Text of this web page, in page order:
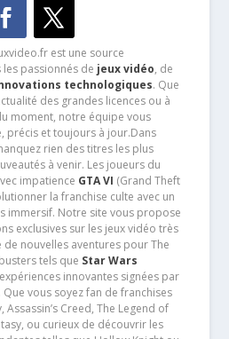
est une source
passionnés de jeux vidéo, de
technologiques. Que
des grandes licences ou à
moment, notre équipe vous
précis et toujours à jour.Dans
rien des titres les plus
à venir. Les joueurs du
impatience GTA VI (Grand Theft
la franchise culte avec un
immersif. Notre site vous propose
exclusives sur les jeux vidéo très
nouvelles aventures pour The
tels que Star Wars
innovantes signées par
vous soyez fan de franchises
Creed, The Legend of
ou curieux de découvrir les